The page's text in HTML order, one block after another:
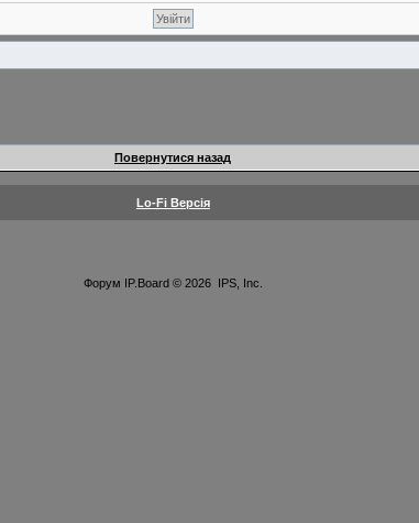
Повернутися назад
Lo-Fi Версія
Форум IP.Board© 2026 IPS, Inc